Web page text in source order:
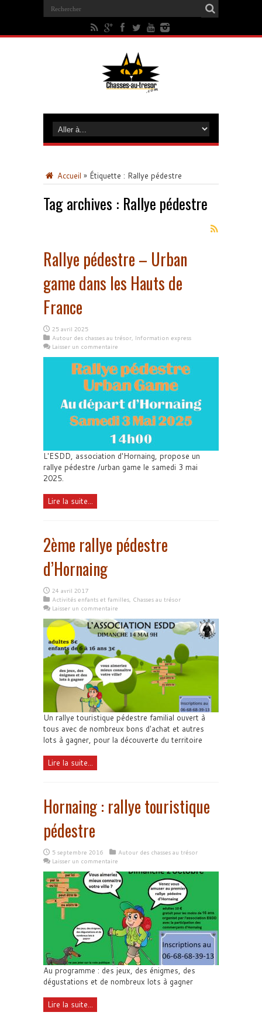
Accueil » Étiquette : Rallye pédestre
Tag archives : Rallye pédestre
Rallye pédestre – Urban
game dans les Hauts de
France
25 avril 2025
Autour des chasses au trésor, Information express
Laisser un commentaire
L'ESDD, association d'Hornaing, propose un
rallye pédestre /urban game le samedi 3 mai
2025.
Lire la suite...
2ème rallye pédestre
d’Hornaing
24 avril 2017
Activités enfants et familles, Chasses au trésor
Laisser un commentaire
Un rallye touristique pédestre familial ouvert à
tous avec de nombreux bons d'achat et autres
lots à gagner, pour la découverte du territoire
Lire la suite...
Hornaing : rallye touristique
pédestre
5 septembre 2016
Autour des chasses au trésor
Laisser un commentaire
Au programme : des jeux, des énigmes, des
dégustations et de nombreux lots à gagner
Lire la suite...